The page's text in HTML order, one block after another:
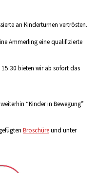
an Kinderturnen vertrösten.
Ammerling eine qualifizierte
bieten wir ab sofort das
“Kinder in Bewegung”
Broschüreund unter